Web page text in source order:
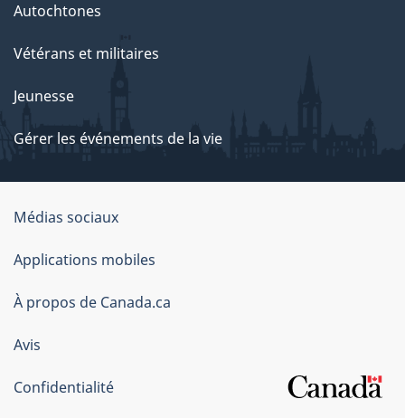
Autochtones
Vétérans et militaires
Jeunesse
Gérer les événements de la vie
Organisation
du
gouvernement
du
Canada
Médias sociaux
Applications mobiles
À propos de Canada.ca
Avis
Confidentialité